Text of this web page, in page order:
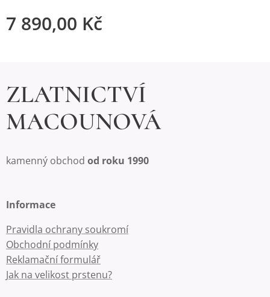
7 890,00 Kč
ZLATNICTVÍ
MACOUNOVÁ
kamenný obchod od roku 1990
Informace
Pravidla ochrany soukromí
Obchodní podmínky
Reklamační formulář
Jak na velikost prstenu?